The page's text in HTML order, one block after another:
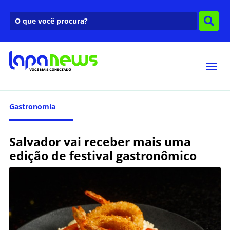
Gastronomia
Salvador vai receber mais uma
edição de festival gastronômico